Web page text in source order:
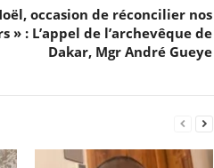
occasion de réconcilier nos
» : L’appel de l’archevêque de
Dakar, Mgr André Gueye